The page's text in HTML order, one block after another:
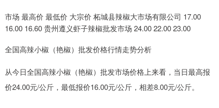
市场 最高价 最低价 大宗价 柘城县辣椒大市场有限公司 17.00
16.00 16.60 贵州遵义虾子辣椒批发市场 24.00 22.00 23.00
全国高辣小椒（艳椒）批发价格行情走势分析
从今日全国高辣小椒（艳椒）批发市场价格上来看，当日最高报
价24.00元/公斤，最低报价16.00元/公斤，相差8.00元/公斤。